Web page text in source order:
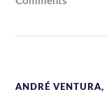
ANDRÉ VENTURA,